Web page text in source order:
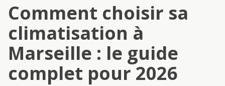
Comment choisir sa
climatisation à
Marseille : le guide
complet pour 2026